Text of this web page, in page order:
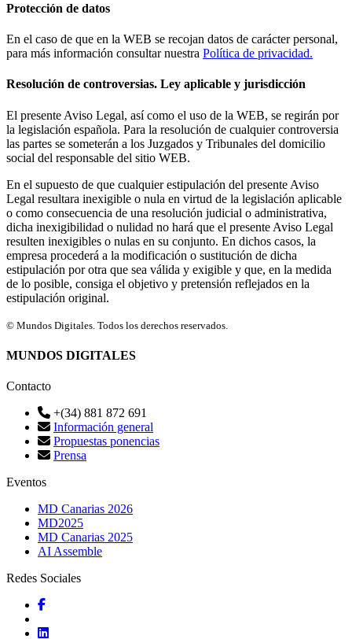
Protección de datos
En el caso de que en la WEB se recojan datos de carácter personal,
para más información consultar nuestra Política de privacidad.
Resolución de controversias. Ley aplicable y jurisdicción
El presente Aviso Legal, así como el uso de la WEB, se regirán por
la legislación española. Para la resolución de cualquier controversia
las partes se someterán a los Juzgados y Tribunales del domicilio
social del responsable del sitio WEB.
En el supuesto de que cualquier estipulación del presente Aviso
Legal resultara inexigible o nula en virtud de la legislación aplicable
o como consecuencia de una resolución judicial o administrativa,
dicha inexigibilidad o nulidad no hará que el presente Aviso Legal
resulten inexigibles o nulas en su conjunto. En dichos casos, la
empresa procederá a la modificación o sustitución de dicha
estipulación por otra que sea válida y exigible y que, en la medida
de lo posible, consiga el objetivo y pretensión reflejados en la
estipulación original.
© Mundos Digitales. Todos los derechos reservados.
MUNDOS DIGITALES
Contacto
+(34) 881 872 691
Información general
Propuestas ponencias
Prensa
Eventos
MD Canarias 2026
MD2025
MD Canarias 2025
AI Assemble
Redes Sociales